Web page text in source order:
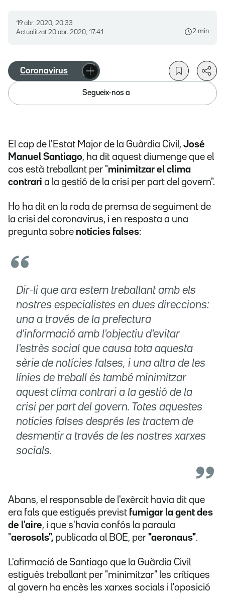
19 abr. 2020, 20.33
Actualitzat 20 abr. 2020, 17.41 2 min
Coronavirus
Segueix-nos a
El cap de l'Estat Major de la Guàrdia Civil, José
Manuel Santiago, ha dit aquest diumenge que el
cos està treballant per "minimitzar el clima
contrari a la gestió de la crisi per part del govern".
Ho ha dit en la roda de premsa de seguiment de
la crisi del coronavirus, i en resposta a una
pregunta sobre notícies falses:
Dir-li que ara estem treballant amb els
nostres especialistes en dues direccions:
una a través de la prefectura
d'informació amb l'objectiu d'evitar
l'estrès social que causa tota aquesta
sèrie de notícies falses, i una altra de les
línies de treball és també minimitzar
aquest clima contrari a la gestió de la
crisi per part del govern. Totes aquestes
notícies falses després les tractem de
desmentir a través de les nostres xarxes
socials.
Abans, el responsable de l'exèrcit havia dit que
era fals que estigués previst fumigar la gent des
de l'aire, i que s'havia confós la paraula
"aerosols", publicada al BOE, per "aeronaus".
L'afirmació de Santiago que la Guàrdia Civil
estigués treballant per "minimitzar" les crítiques
al govern ha encès les xarxes socials i l'oposició